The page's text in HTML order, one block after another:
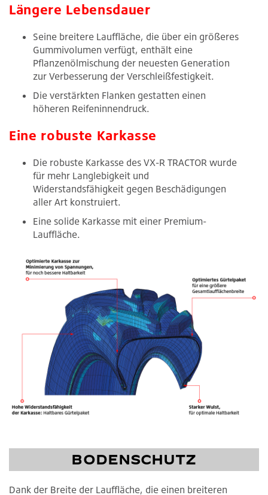
Längere Lebensdauer
Seine breitere Lauffläche, die über ein größeres
Gummivolumen verfügt, enthält eine
Pflanzenölmischung der neuesten Generation
zur Verbesserung der Verschleißfestigkeit.
Die verstärkten Flanken gestatten einen
höheren Reifeninnendruck.
Eine robuste Karkasse
Die robuste Karkasse des VX-R TRACTOR wurde
für mehr Langlebigkeit und
Widerstandsfähigkeit gegen Beschädigungen
aller Art konstruiert.
Eine solide Karkasse mit einer Premium-
Lauffläche.
BODENSCHUTZ
Dank der Breite der Lauffläche, die einen breiteren